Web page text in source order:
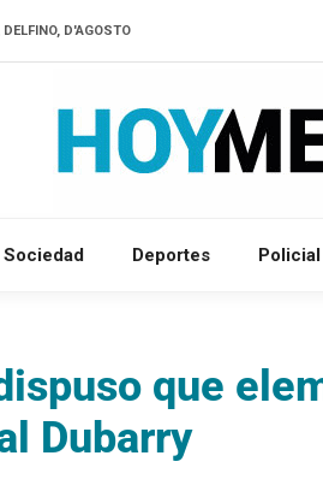
D'AGOSTO
Sociedad Deportes Policial
que
Dubarry